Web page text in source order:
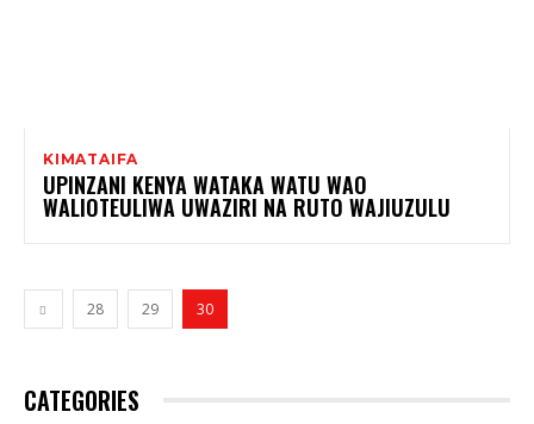
KIMATAIFA
UPINZANI KENYA WATAKA WATU WAO
WALIOTEULIWA UWAZIRI NA RUTO WAJIUZULU
28 29 30
CATEGORIES